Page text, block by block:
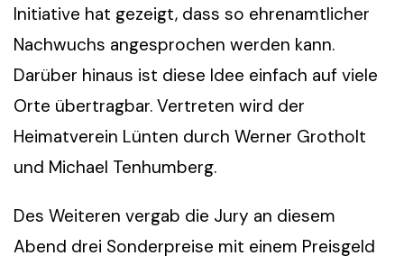
Initiative hat gezeigt, dass so ehrenamtlicher
Nachwuchs angesprochen werden kann.
Darüber hinaus ist diese Idee einfach auf viele
Orte übertragbar. Vertreten wird der
Heimatverein Lünten durch Werner Grotholt
und Michael Tenhumberg.
Des Weiteren vergab die Jury an diesem
Abend drei Sonderpreise mit einem Preisgeld